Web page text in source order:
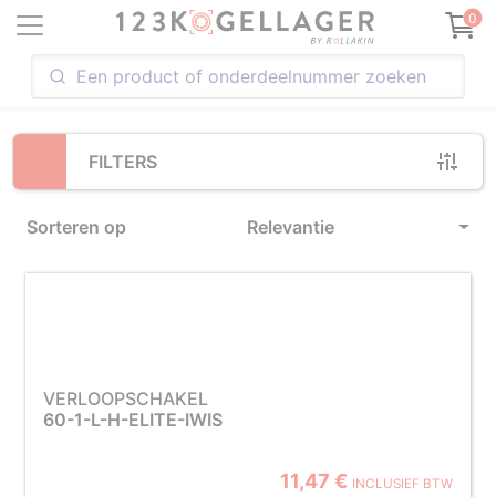
0
FILTERS
Sorteren op Relevantie
Loading...
VERLOOPSCHAKEL
60-1-L-H-ELITE-IWIS
11,47 € INCLUSIEF BTW